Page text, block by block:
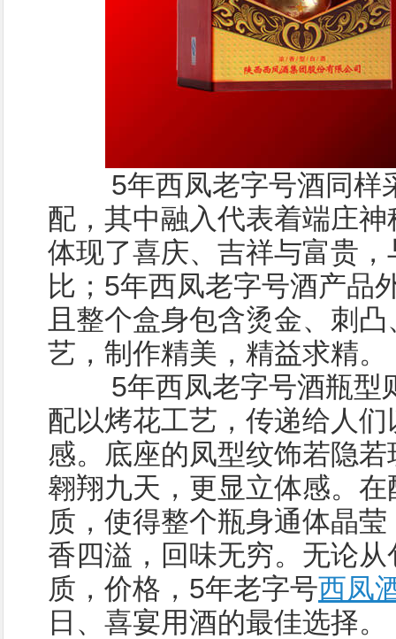
5年西凤老字号酒同样
配，其中融入代表着端庄
体现了喜庆、吉祥与富贵，
比；5年西凤老字号酒产品
且整个盒身包含烫金、刺
艺，制作精美，精益求精。
5年西凤老字号酒瓶型
配以烤花工艺，传递给人
感。底座的凤型纹饰若隐
翱翔九天，更显立体感。
质，使得整个瓶身通体晶
香四溢，回味无穷。无论
质，价格，5年老字号西凤
日、喜宴用酒的最佳选择。